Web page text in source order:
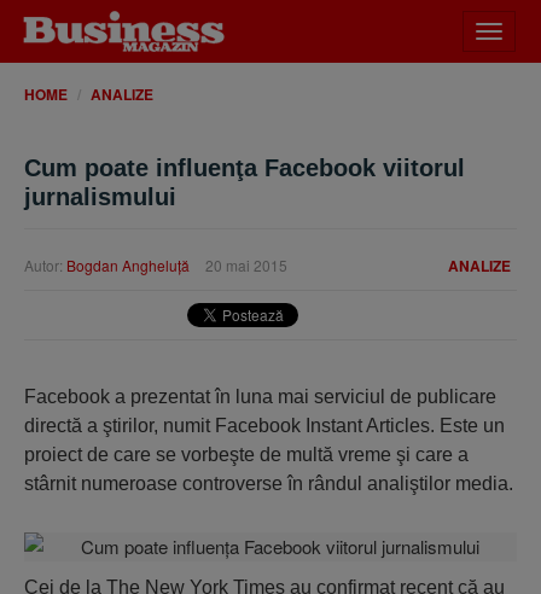
meniu
HOME ANALIZE
Cum poate influenţa Facebook viitorul
jurnalismului
ANALIZE
Autor: Bogdan Angheluţă 20 mai 2015
Facebook a prezentat în luna mai serviciul de publicare
directă a ştirilor, numit Facebook Instant Articles. Este un
proiect de care se vorbeşte de multă vreme şi care a
stârnit numeroase controverse în rândul analiştilor media.
Cei de la The New York Times au confirmat recent că au